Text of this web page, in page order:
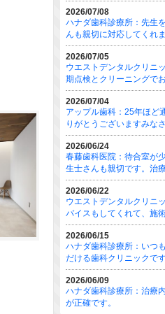
2026/07/08
ハナダ歯科診療所：先生
んも親切に対応してくれ
2026/07/05
ウエストデンタルクリニ
期点検とクリーニングで
2026/07/04
アップル歯科：25年ほど
りがとうございますみな
2026/06/24
春藤歯科医院：待合室が
生士さんも親切です。治
2026/06/22
ウエストデンタルクリニ
バイスもしてくれて、施
2026/06/15
ハナダ歯科診療所：いつ
だける歯科クリニックで
2026/06/09
ハナダ歯科診療所：治療
が正確です。